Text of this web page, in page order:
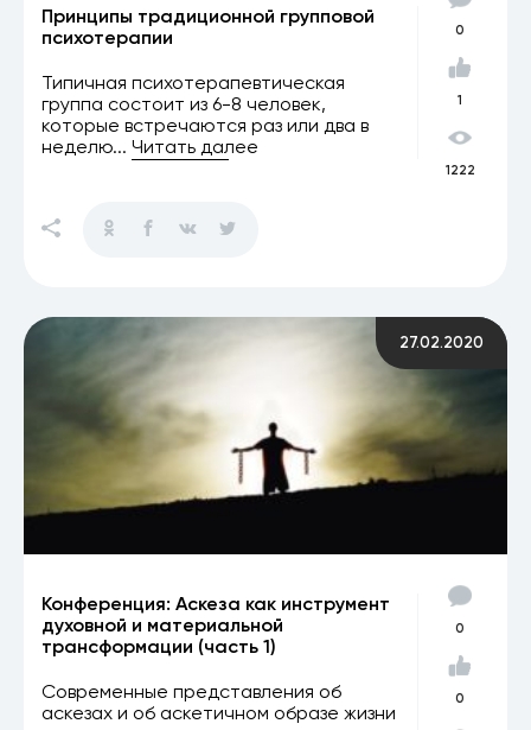
Принципы традиционной групповой
психотерапии
Типичная психотерапевтическая
группа состоит из 6-8 человек,
которые встречаются раз или два в
неделю... Читать далее
0
1
1222
27.02.2020
Конференция: Аскеза как инструмент
духовной и материальной
трансформации (часть 1)
Современные представления об
аскезах и об аскетичном образе жизни
0
0